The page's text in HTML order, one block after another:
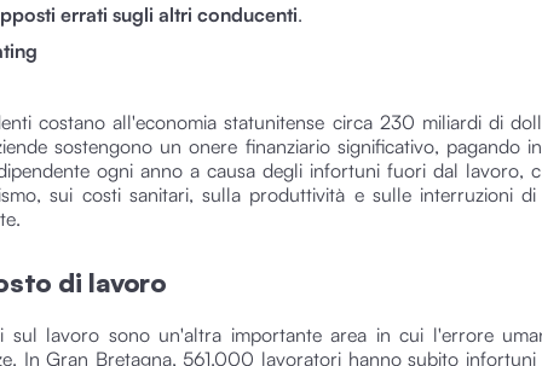
errati sugli altri conducenti.
costano all'economia statunitense circa 230 miliardi di
sostengono un onere finanziario significativo, pagando
ogni anno a causa degli infortuni fuori dal lavoro,
sui costi sanitari, sulla produttività e sulle interruzioni
di lavoro
sul lavoro sono un'altra importante area in cui l'errore
In Gran Bretagna, 561.000 lavoratori hanno subito